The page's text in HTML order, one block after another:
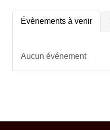
Évènements à venir
Aucun événement